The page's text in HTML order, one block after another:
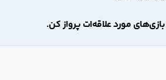
مورد علاقه‌ات پرواز کن.